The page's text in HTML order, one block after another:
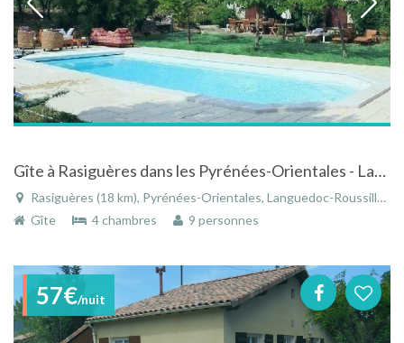
Gîte à Rasiguères dans les Pyrénées-Orientales - Languedoc-Roussillon avec piscine
Rasiguères (18 km), Pyrénées-Orientales, Languedoc-Roussillon, Occitanie, France
Gîte
4 chambres 9 personnes
57€/nuit